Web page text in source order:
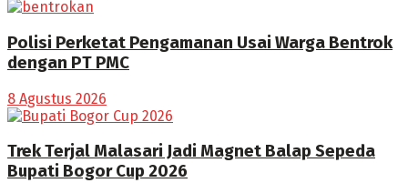
Polisi Perketat Pengamanan Usai Warga Bentrok
dengan PT PMC
8 Agustus 2026
Trek Terjal Malasari Jadi Magnet Balap Sepeda
Bupati Bogor Cup 2026